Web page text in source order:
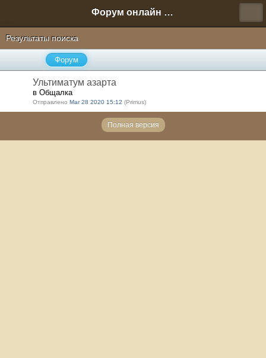
Форум онлайн игры "Новая Эра" (Нюра Биз)
Результаты поиска
Форум
Ультиматум азарта
в Общалка
Отправлено Mar 28 2020 15:12 (Primus)
Полная версия